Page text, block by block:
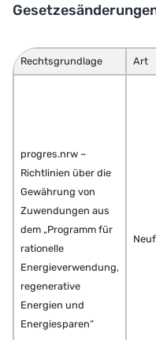
Rechtsgrundlage Art
progres.nrw –
Richtlinien über die
Gewährung von
Zuwendungen aus
dem „Programm für
rationelle
Energieverwendung,
regenerative
Energien und
Energiesparen“